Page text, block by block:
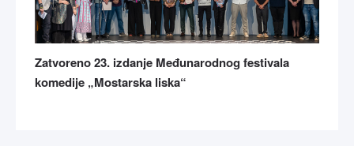
Zatvoreno 23. izdanje Međunarodnog festivala
komedije „Mostarska liska“